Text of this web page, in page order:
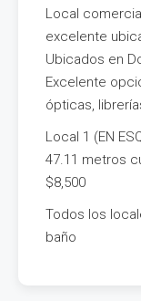
Local
excelente
Ubicados en
Excelente
ópticas,
Local 1 (EN
47.11 metros
$8,500
Todos los
baño